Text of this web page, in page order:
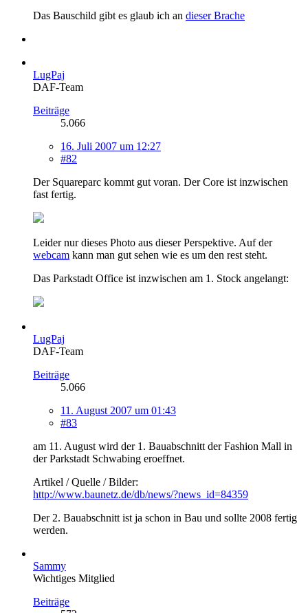
Das Bauschild gibt es glaub ich an dieser Brache
LugPaj
DAF-Team
Beiträge
5.066
16. Juli 2007 um 12:27
#82
Der Squareparc kommt gut voran. Der Core ist inzwischen
fast fertig.
Leider nur dieses Photo aus dieser Perspektive. Auf der
webcam kann man gut sehen wie es um den rest steht.
Das Parkstadt Office ist inzwischen am 1. Stock angelangt:
LugPaj
DAF-Team
Beiträge
5.066
11. August 2007 um 01:43
#83
am 11. August wird der 1. Bauabschnitt der Fashion Mall in
der Parkstadt Schwabing eroeffnet.
Artikel / Quelle / Bilder:
http://www.baunetz.de/db/news/?news_id=84359
Der 2. Bauabschnitt ist ja schon in Bau und sollte 2008 fertig
werden.
Sammy
Wichtiges Mitglied
Beiträge